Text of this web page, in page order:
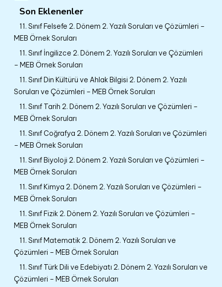
Son Eklenenler
11. Sınıf Felsefe 2. Dönem 2. Yazılı Soruları ve Çözümleri –
MEB Örnek Soruları
11. Sınıf İngilizce 2. Dönem 2. Yazılı Soruları ve Çözümleri
– MEB Örnek Soruları
11. Sınıf Din Kültürü ve Ahlak Bilgisi 2. Dönem 2. Yazılı
Soruları ve Çözümleri – MEB Örnek Soruları
11. Sınıf Tarih 2. Dönem 2. Yazılı Soruları ve Çözümleri –
MEB Örnek Soruları
11. Sınıf Coğrafya 2. Dönem 2. Yazılı Soruları ve Çözümleri
– MEB Örnek Soruları
11. Sınıf Biyoloji 2. Dönem 2. Yazılı Soruları ve Çözümleri –
MEB Örnek Soruları
11. Sınıf Kimya 2. Dönem 2. Yazılı Soruları ve Çözümleri –
MEB Örnek Soruları
11. Sınıf Fizik 2. Dönem 2. Yazılı Soruları ve Çözümleri –
MEB Örnek Soruları
11. Sınıf Matematik 2. Dönem 2. Yazılı Soruları ve
Çözümleri – MEB Örnek Soruları
11. Sınıf Türk Dili ve Edebiyatı 2. Dönem 2. Yazılı Soruları ve
Çözümleri – MEB Örnek Soruları